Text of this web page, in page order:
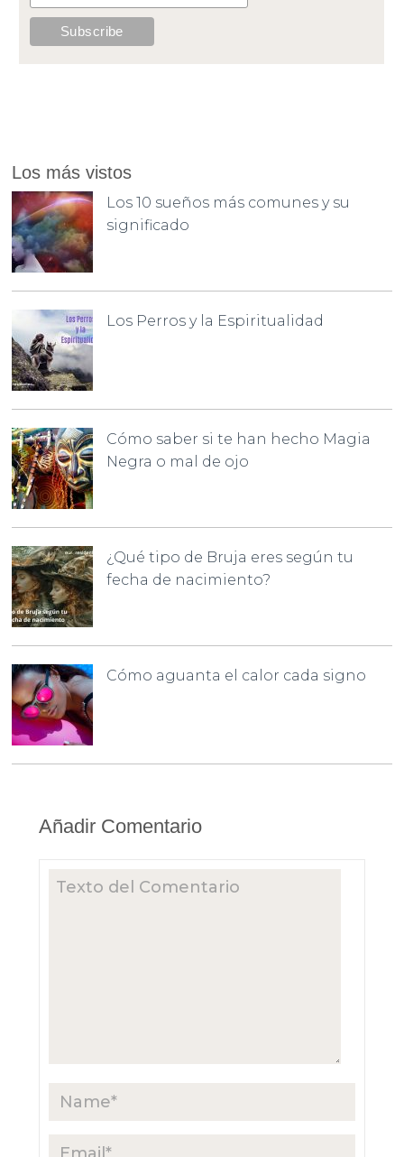
Los más vistos
Los 10 sueños más comunes y su
significado
Los Perros y la Espiritualidad
Cómo saber si te han hecho Magia
Negra o mal de ojo
¿Qué tipo de Bruja eres según tu
fecha de nacimiento?
Cómo aguanta el calor cada signo
Añadir Comentario